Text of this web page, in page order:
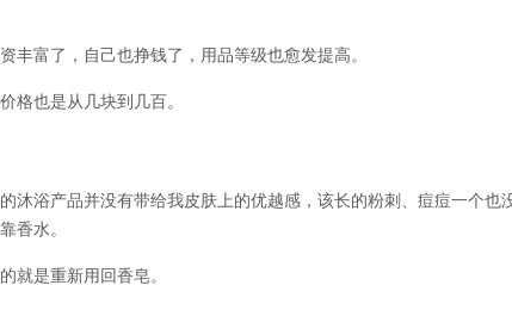
丰富了，自己也挣钱了，用品等级也愈发提高。
格也是从几块到几百。
沐浴产品并没有带给我皮肤上的优越感，该长的粉刺、痘痘一个也
香水。
就是重新用回香皂。